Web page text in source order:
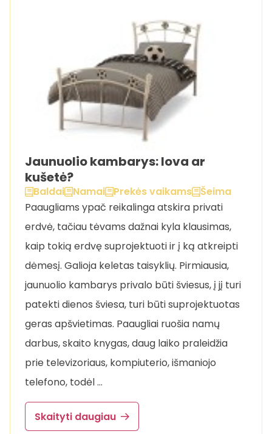
Jaunuolio kambarys: lova ar
kušetė?
Baldai Namai Prekės vaikams
Šeima
Paaugliams ypač reikalinga atskira privati
erdvė, tačiau tėvams dažnai kyla klausimas,
kaip tokią erdvę suprojektuoti ir į ką atkreipti
dėmesį. Galioja keletas taisyklių. Pirmiausia,
jaunuolio kambarys privalo būti šviesus, į jį turi
patekti dienos šviesa, turi būti suprojektuotas
geras apšvietimas. Paaugliai ruošia namų
darbus, skaito knygas, daug laiko praleidžia
prie televizoriaus, kompiuterio, išmaniojo
telefono, todėl …
Skaityti daugiau